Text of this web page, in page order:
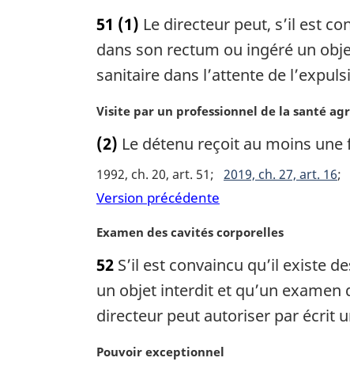
g
i
a
e
:
t
e
a
g
i
n
a
l
e
:
51 (1) Le directeur peut, s’il est
dans son rectum ou ingéré un
sanitaire dans l’attente de
N
t
m
a
g
i
n
a
l
:
Visite par un professionnel de la santé
(2) Le détenu reçoit au moins
1992, ch. 20, art. 51 2019, ch. 27, art. 16
Version précédente
N
t
e
a
g
Examen des cavités corporelles
52 S’il est convaincu qu’il existe
un objet interdit et qu’un examen
directeur peut autoriser par écrit
N
Pouvoir exceptionnel